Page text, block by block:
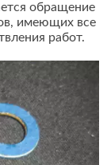
обращение
имеющих все
работ.